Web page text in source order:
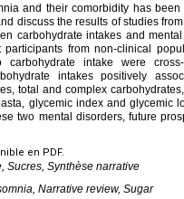
and their comorbidity has
discuss the results of studies
carbohydrate intakes and
participants from non-clinical
intake were
intakes positively
total and complex
glycemic index and glycemic
two mental disorders, future
en PDF.
Sucres, Synthèse narrative
Narrative review, Sugar